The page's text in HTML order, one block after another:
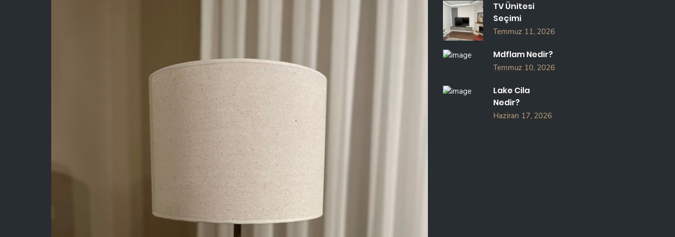
TV Ünitesi
Seçimi
Temmuz 11, 2026
Mdflam Nedir?
Temmuz 10, 2026
Lake Cila
Nedir?
Haziran 17, 2026